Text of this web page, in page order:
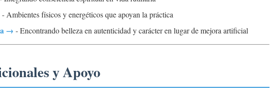
- Ambientes físicos y energéticos que apoyan la práctica
→ - Encontrando belleza en autenticidad y carácter en lugar de mejora artificial
y Apoyo